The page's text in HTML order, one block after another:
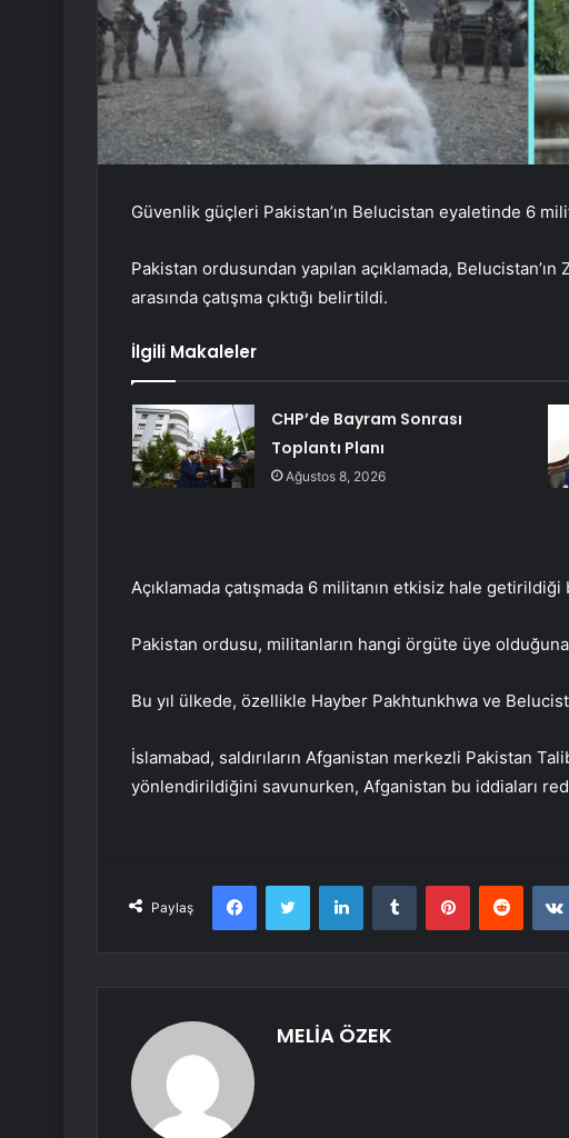
Güvenlik güçleri Pakistan’ın Belucistan eyaletinde 6
Pakistan ordusundan yapılan açıklamada,
arasında çatışma çıktığı belirtildi.
İlgili Makaleler
CHP’de Bayram Sonrası
Toplantı Planı
Ağustos 8, 2026
Açıklamada çatışmada 6 militanın etkisiz hale
Pakistan ordusu, militanların hangi örgüte üye
Bu yıl ülkede, özellikle Hayber Pakhtunkhwa ve
İslamabad, saldırıların Afganistan merkezli Pakistan
yönlendirildiğini savunurken, Afganistan bu iddiaları
Paylaş
FacebookTwitter LinkedInTumblr PinterestReddit
MELİA ÖZEK